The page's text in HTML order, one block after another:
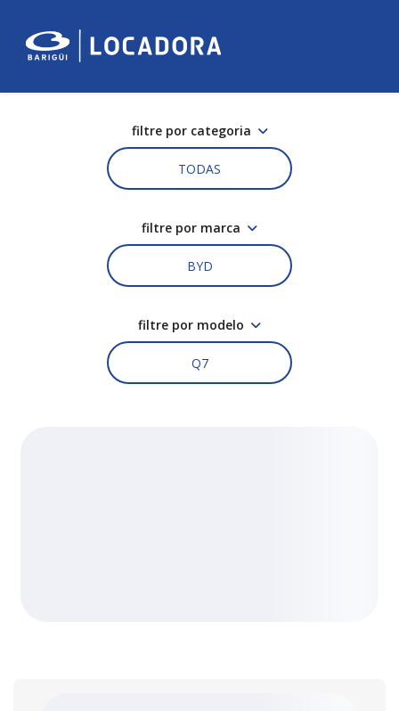
filtre por categoria
TODAS
filtre por marca
BYD
filtre por modelo
Q7